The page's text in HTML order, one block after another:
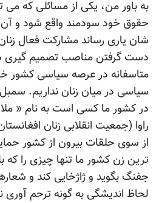
به باور من، یکی از مسائلی که می
حقوق خود سودمند واقع شود و آن
شان یاری رساند مشارکت فعال
دست گرفتن مناصب تصمیم گیری
متاسفانه در عرصه سیاسی
سیاسی در میان زنان نداریم.
در کشور ما کسی است به نام «
راوا (جمعیت انقلابی زنان
از سوی حلقات بیرون از کشور
ترین زن کشور ما تنها چیزی را
جفنگ بگوید و ژاژخایی کند و
لحاظ اندیشگی به گونه ترحم آوری